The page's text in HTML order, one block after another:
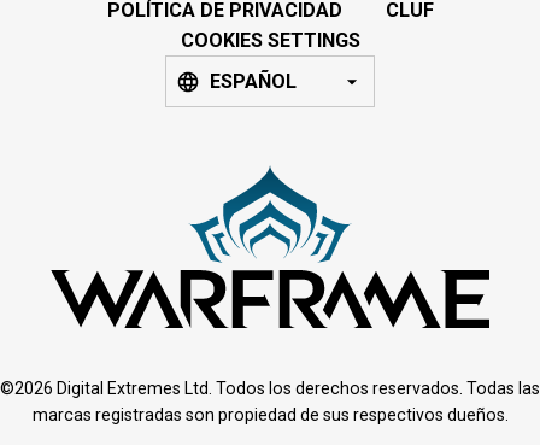
POLÍTICA DE PRIVACIDAD
CLUF
COOKIES SETTINGS
ESPAÑOL
©2026 Digital Extremes Ltd. Todos los derechos reservados. Todas las
marcas registradas son propiedad de sus respectivos dueños.